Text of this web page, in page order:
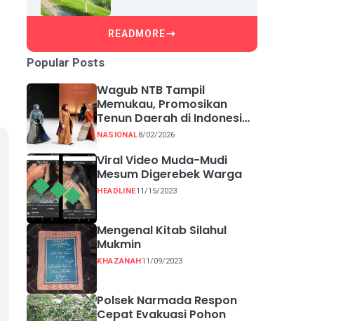
READMORE
Popular Posts
Wagub NTB Tampil
Memukau, Promosikan
Tenun Daerah di Indonesia
Fashion Week 2026
NASIONAL8/02/2026
Viral Video Muda-Mudi
Mesum Digerebek Warga
HEADLINE11/15/2023
Mengenal Kitab Silahul
Mukmin
KHAZANAH11/09/2023
Polsek Narmada Respon
Cepat Evakuasi Pohon